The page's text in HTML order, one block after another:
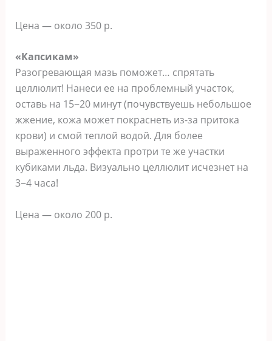
Цена — около 350 р.
«Капсикам»
Разогревающая мазь поможет… спрятать
целлюлит! Нанеси ее на проблемный участок,
оставь на 15−20 минут (почувствуешь небольшое
жжение, кожа может покраснеть из-за притока
крови) и смой теплой водой. Для более
выраженного эффекта протри те же участки
кубиками льда. Визуально целлюлит исчезнет на
3−4 часа!
Цена — около 200 р.